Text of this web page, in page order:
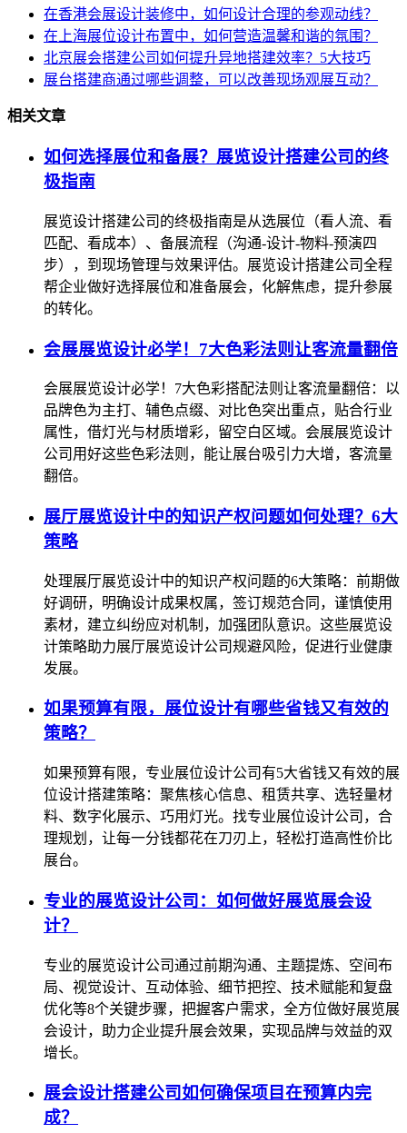
在香港会展设计装修中，如何设计合理的参观动线？
在上海展位设计布置中，如何营造温馨和谐的氛围？
北京展会搭建公司如何提升异地搭建效率？5大技巧
展台搭建商通过哪些调整，可以改善现场观展互动？
相关文章
如何选择展位和备展？展览设计搭建公司的终
极指南
展览设计搭建公司的终极指南是从选展位（看人流、看
匹配、看成本）、备展流程（沟通-设计-物料-预演四
步），到现场管理与效果评估。展览设计搭建公司全程
帮企业做好选择展位和准备展会，化解焦虑，提升参展
的转化。
会展展览设计必学！7大色彩法则让客流量翻倍
会展展览设计必学！7大色彩搭配法则让客流量翻倍：以
品牌色为主打、辅色点缀、对比色突出重点，贴合行业
属性，借灯光与材质增彩，留空白区域。会展展览设计
公司用好这些色彩法则，能让展台吸引力大增，客流量
翻倍。
展厅展览设计中的知识产权问题如何处理？6大
策略
处理展厅展览设计中的知识产权问题的6大策略：前期做
好调研，明确设计成果权属，签订规范合同，谨慎使用
素材，建立纠纷应对机制，加强团队意识。这些展览设
计策略助力展厅展览设计公司规避风险，促进行业健康
发展。
如果预算有限，展位设计有哪些省钱又有效的
策略？
如果预算有限，专业展位设计公司有5大省钱又有效的展
位设计搭建策略：聚焦核心信息、租赁共享、选轻量材
料、数字化展示、巧用灯光。找专业展位设计公司，合
理规划，让每一分钱都花在刀刃上，轻松打造高性价比
展台。
专业的展览设计公司：如何做好展览展会设
计？
专业的展览设计公司通过前期沟通、主题提炼、空间布
局、视觉设计、互动体验、细节把控、技术赋能和复盘
优化等8个关键步骤，把握客户需求，全方位做好展览展
会设计，助力企业提升展会效果，实现品牌与效益的双
增长。
展会设计搭建公司如何确保项目在预算内完
成？